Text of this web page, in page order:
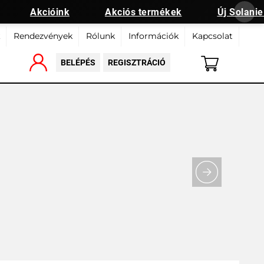
Akcióink Akciós termékek Új Solanie
BELÉPÉS REGISZTRÁCIÓ
Rendezvények Rólunk Információk Kapcsolat